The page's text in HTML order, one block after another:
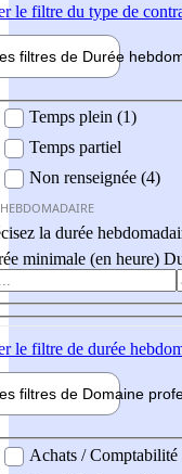
le filtre du type de
filtres de Durée hebdo
Temps plein (1)
Temps partiel
Non renseignée (4)
la durée
minimale (en heure)
le filtre de durée
filtres de Domaine pro
professionel
Achats / Comptabilité